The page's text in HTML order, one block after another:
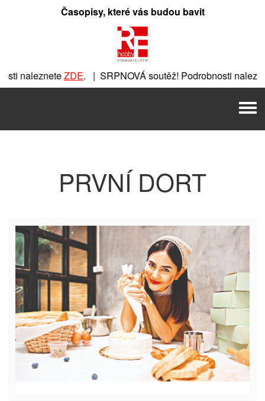
Časopisy, které vás budou bavit
nalezneteZDE. | SRPNOVÁ soutěž! Podrobnosti
. |
PRVNÍ DORT